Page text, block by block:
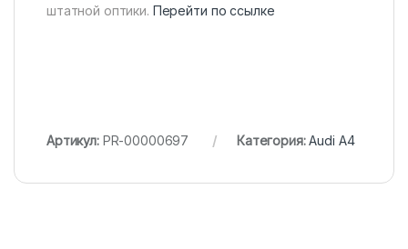
штатной оптики. Перейти по ссылке
Артикул: PR-00000697 Категория:Audi A4